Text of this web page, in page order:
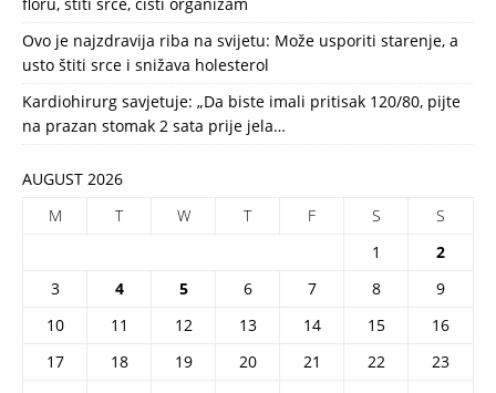
Ovo je najzdravija riba na svijetu: Može usporiti starenje, a
usto štiti srce i snižava holesterol
Kardiohirurg savjetuje: „Da biste imali pritisak 120/80, pijte
na prazan stomak 2 sata prije jela…
AUGUST 2026
M
T W T F S
S
1
2
3
4 5 6 7 8
9
10
11 12 13 14 15
16
17
18 19 20 21 22
23